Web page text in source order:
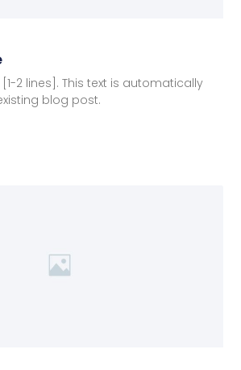
2 lines]. This text is automatically
blog post.